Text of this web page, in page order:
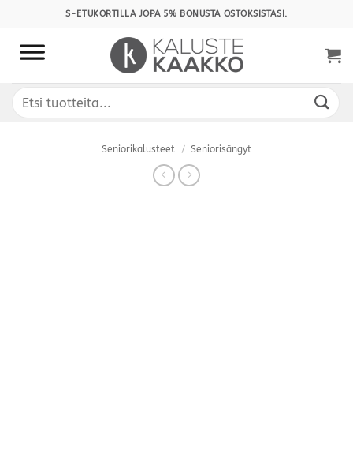
content
S-ETUKORTILLA JOPA 5% BONUSTA OSTOKSISTASI.
Etsi:
Seniorikalusteet / Seniorisängyt